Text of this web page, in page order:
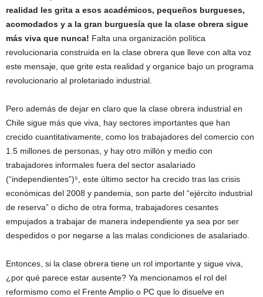
realidad les grita a esos académicos, pequeños burgueses,
acomodados y a la gran burguesía que la clase obrera sigue
más viva que nunca! Falta una organización política
revolucionaria construida en la clase obrera que lleve con alta voz
este mensaje, que grite esta realidad y organice bajo un programa
revolucionario al proletariado industrial.
Pero además de dejar en claro que la clase obrera industrial en
Chile sigue más que viva, hay sectores importantes que han
crecido cuantitativamente, como los trabajadores del comercio con
1.5 millones de personas, y hay otro millón y medio con
trabajadores informales fuera del sector asalariado
(“independientes”)⁵, este último sector ha crecido tras las crisis
económicas del 2008 y pandemia, son parte del “ejército industrial
de reserva” o dicho de otra forma, trabajadores cesantes
empujados a trabajar de manera independiente ya sea por ser
despedidos o por negarse a las malas condiciones de asalariado.
Entonces, si la clase obrera tiene un rol importante y sigue viva,
¿por qué parece estar ausente? Ya mencionamos el rol del
reformismo como el Frente Amplio o PC que lo disuelve en